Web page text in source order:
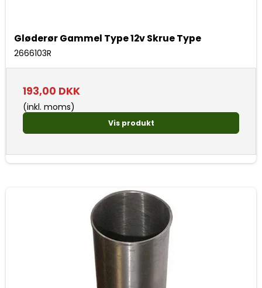
Gløderør Gammel Type 12v Skrue Type
2666103R
193,00 DKK
(inkl. moms)
Vis produkt